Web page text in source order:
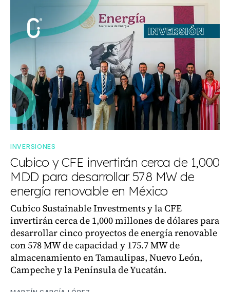
INVERSIONES
Cubico y CFE invertirán cerca de 1,000
MDD para desarrollar 578 MW de
energía renovable en México
Cubico Sustainable Investments y la CFE
invertirán cerca de 1,000 millones de dólares para
desarrollar cinco proyectos de energía renovable
con 578 MW de capacidad y 175.7 MW de
almacenamiento en Tamaulipas, Nuevo León,
Campeche y la Península de Yucatán.